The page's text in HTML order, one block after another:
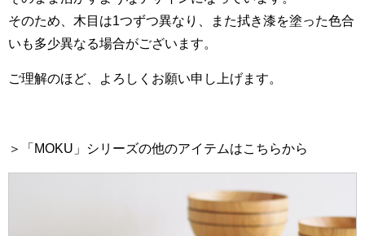
そのため、木目は1つずつ異なり、また拭き漆を塗った色合
いも多少異なる場合がございます。
ご理解のほど、よろしくお願い申し上げます。
＞「MOKU」シリーズの他のアイテムはこちらから